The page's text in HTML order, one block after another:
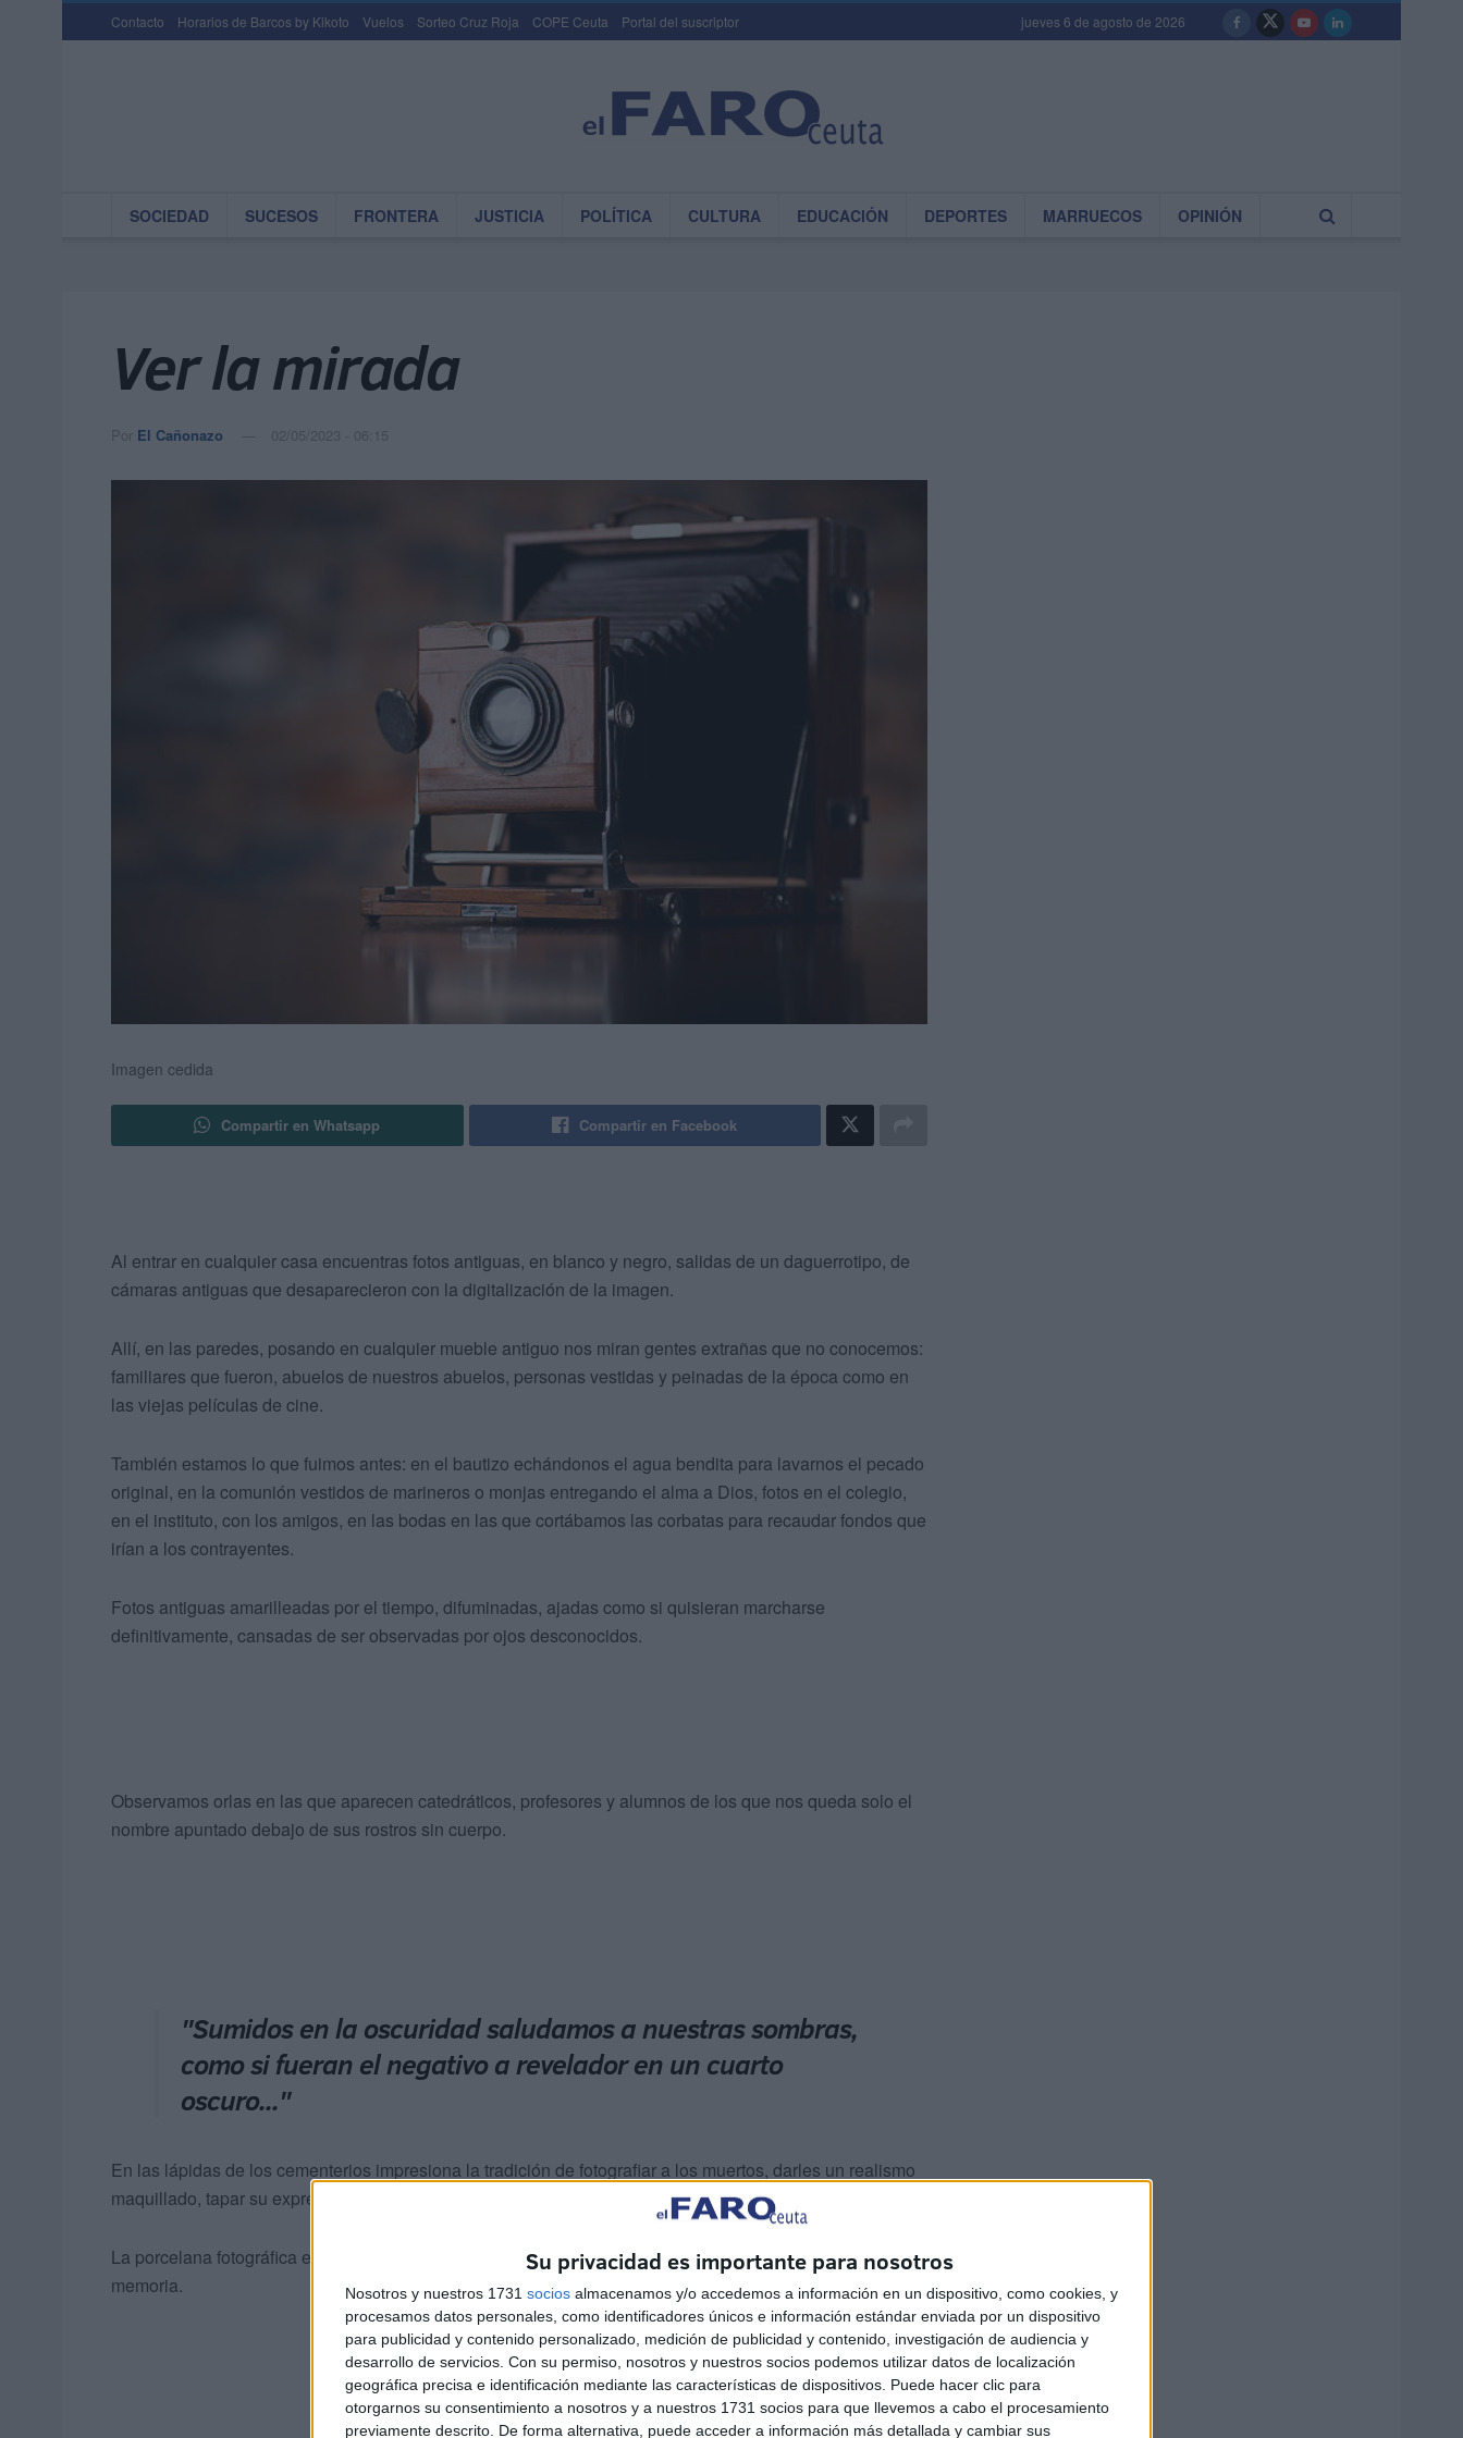
Su privacidad es importante para nosotros
Nosotros y nuestros 1731 socios almacenamos y/o accedemos a información en un dispositivo, como cookies, y
procesamos datos personales, como identificadores únicos e información estándar enviada por un dispositivo
para publicidad y contenido personalizado, medición de publicidad y contenido, investigación de audiencia y
desarrollo de servicios. Con su permiso, nosotros y nuestros socios podemos utilizar datos de localización
geográfica precisa e identificación mediante las características de dispositivos. Puede hacer clic para
otorgarnos su consentimiento a nosotros y a nuestros 1731 socios para que llevemos a cabo el procesamiento
previamente descrito. De forma alternativa, puede acceder a información más detallada y cambiar sus
Contacto Horarios de Barcos by Kikoto Vuelos Sorteo Cruz Roja COPE Ceuta Portal del suscriptor jueves 6 de agosto de 2026
SOCIEDAD SUCESOS FRONTERA JUSTICIA POLÍTICA CULTURA EDUCACIÓN DEPORTES MARRUECOS OPINIÓN
Ver la mirada
Por El Cañonazo 02/05/2023 - 06:15
Imagen cedida
Compartir en Whatsapp Compartir en Facebook
Al entrar en cualquier casa encuentras fotos antiguas, en blanco y negro, salidas de un daguerrotipo, de
cámaras antiguas que desaparecieron con la digitalización de la imagen.
Allí, en las paredes, posando en cualquier mueble antiguo nos miran gentes extrañas que no conocemos:
familiares que fueron, abuelos de nuestros abuelos, personas vestidas y peinadas de la época como en
las viejas películas de cine.
También estamos lo que fuimos antes: en el bautizo echándonos el agua bendita para lavarnos el pecado
original, en la comunión vestidos de marineros o monjas entregando el alma a Dios, fotos en el colegio,
en el instituto, con los amigos, en las bodas en las que cortábamos las corbatas para recaudar fondos que
irían a los contrayentes.
Fotos antiguas amarilleadas por el tiempo, difuminadas, ajadas como si quisieran marcharse
definitivamente, cansadas de ser observadas por ojos desconocidos.
Observamos orlas en las que aparecen catedráticos, profesores y alumnos de los que nos queda solo el
nombre apuntado debajo de sus rostros sin cuerpo.
"Sumidos en la oscuridad saludamos a nuestras sombras,
como si fueran el negativo a revelador en un cuarto
oscuro..."
En las lápidas de los cementerios impresiona la tradición de fotografiar a los muertos, darles un realismo
maquillado, tapar su expresión inerte con pinceladas de vida.
La porcelana fotográfica es algo nuevo que consigue establecer una comunicación más fluida con la
memoria.